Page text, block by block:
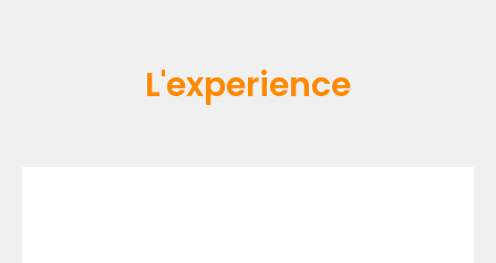
L'experience